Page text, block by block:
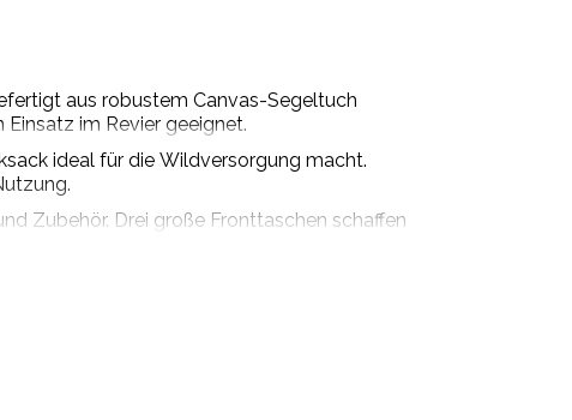
aus robustem Canvas-Segeltuch
im Revier geeignet.
ideal für die Wildversorgung macht.
Zubehör. Drei große Fronttaschen schaffen
Trageriemen aus Leder sorgen